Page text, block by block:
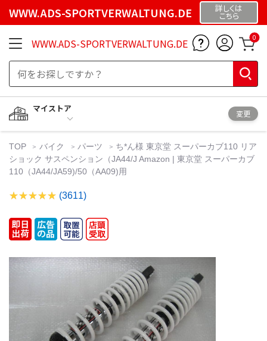
WWW.ADS-SPORTVERWALTUNG.DE 詳しくは
こちら
WWW.ADS-SPORTVERWALTUNG.DE 0
マイストア
変更
TOP バイク パーツ
ち*ん様 東京堂 スーパーカブ110 リア
ショック サスペンション（JA44/J Amazon | 東京堂 スーパーカブ
110（JA44/JA59)/50（AA09)用
(3611)